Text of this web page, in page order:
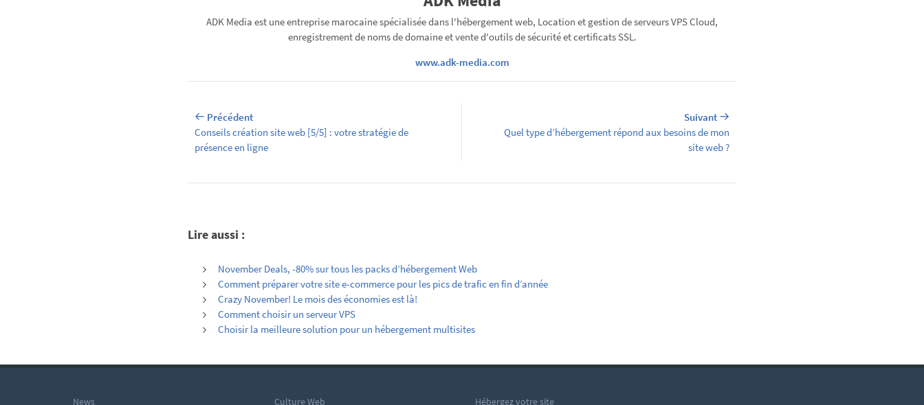
ADK Media est une entreprise marocaine spécialisée dans l'hébergement web, Location et gestion de serveurs VPS Cloud,
enregistrement de noms de domaine et vente d'outils de sécurité et certificats SSL.
www.adk-media.com
Précédent
Conseils création site web [5/5] : votre stratégie de
présence en ligne
Suivant
Quel type d’hébergement répond aux besoins de mon
site web ?
Lire aussi :
November Deals, -80% sur tous les packs d’hébergement Web
Comment préparer votre site e-commerce pour les pics de trafic en fin d’année
Crazy November! Le mois des économies est là!
Comment choisir un serveur VPS
Choisir la meilleure solution pour un hébergement multisites
News Culture Web Hébergez votre site